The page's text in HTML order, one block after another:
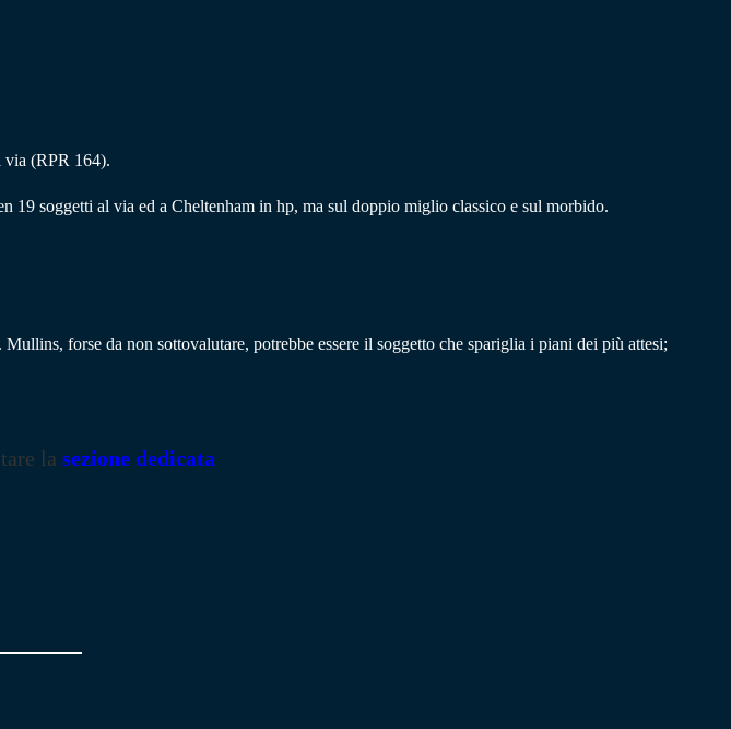
via (RPR 164).
soggetti al via ed a Cheltenham in hp, ma sul doppio miglio classico e sul morbido.
forse da non sottovalutare, potrebbe essere il soggetto che spariglia i piani dei più attesi;
la sezione dedicata